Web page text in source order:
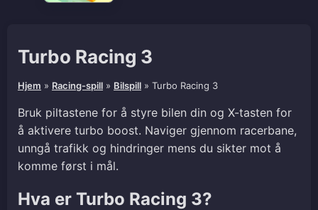
Turbo Racing 3
Hjem » Racing-spill » Bilspill » Turbo Racing 3
Bruk piltastene for å styre bilen din og X-tasten for
å aktivere turbo boost. Naviger gjennom racerbane,
unngå trafikk og hindringer mens du sikter mot å
komme først i mål.
Hva er Turbo Racing 3?